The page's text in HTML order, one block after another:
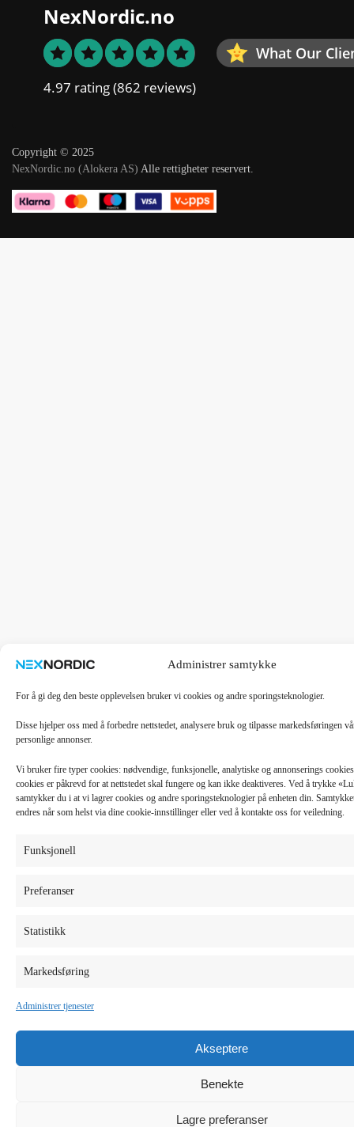
Administrer samtykke
For å gi deg den beste opplevelsen bruker vi cookies og andre sporingsteknologier.
Disse hjelper oss med å forbedre nettstedet, analysere bruk og tilpasse markedsføringen
personlige annonser.
Vi bruker fire typer cookies: nødvendige, funksjonelle, analytiske og annonserings
cookies er påkrevd for at nettstedet skal fungere og kan ikke deaktiveres. Ved å trykke
samtykker du i at vi lagrer cookies og andre sporingsteknologier på enheten din.
endres når som helst via dine cookie-innstillinger eller ved å kontakte oss for veiledning.
Funksjonell
Preferanser
Statistikk
Markedsføring
Administrer tjenester
Akseptere
Benekte
Lagre preferanser
NexNordic.no
What Our
4.97 rating(862 reviews)
Copyright © 2025
NexNordic.no (Alokera AS) Alle rettigheter reservert.